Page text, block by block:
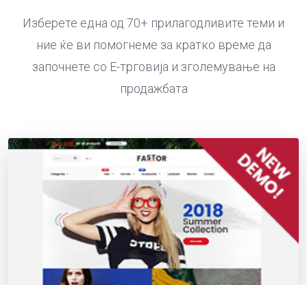
Изберете една од 70+ прилагодливите теми и
ние ќе ви помогнеме за кратко време да
започнете со Е-трговија и зголемување на
продажбата